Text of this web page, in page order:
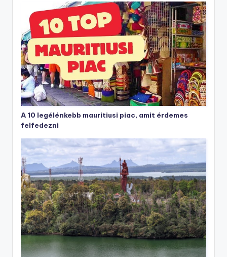
A 10 legélénkebb mauritiusi piac, amit érdemes
felfedezni